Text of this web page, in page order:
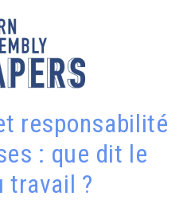
responsabilité
: que dit le
travail ?